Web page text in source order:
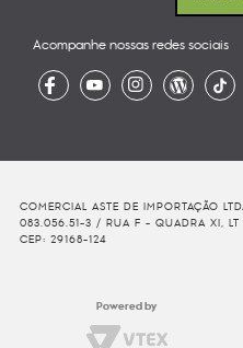
Acompanhe nossas redes sociais
COMERCIAL ASTE DE IMPORTAÇÃO
083.056.51-3 / RUA F - QUADRA XI, LT
CEP: 29168-124
Powered by